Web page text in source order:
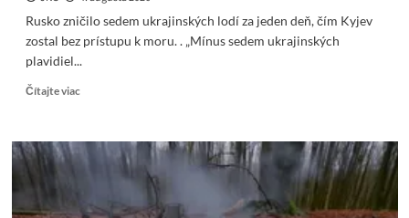
Rusko zničilo sedem ukrajinských lodí za jeden deň, čím Kyjev
zostal bez prístupu k moru. . „Mínus sedem ukrajinských
plavidiel...
Čítajte viacRead
Rusko
zničilo
lodí